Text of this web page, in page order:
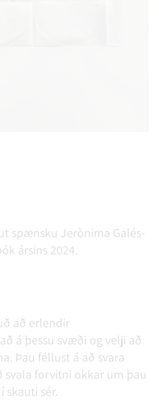
spænsku Jerònima Galés-
ársins 2024.
að erlendir
á þessu svæði og velji að
Þau féllust á að svara
forvitni okkar um þau
skauti sér.